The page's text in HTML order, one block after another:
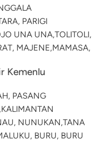
PARIGI
UNA UNA,TOLITOLI,
MAJENE,MAMASA,
Kemenlu
PASANG
KALIMANTAN
NUNUKAN,TANA
BURU, BURU